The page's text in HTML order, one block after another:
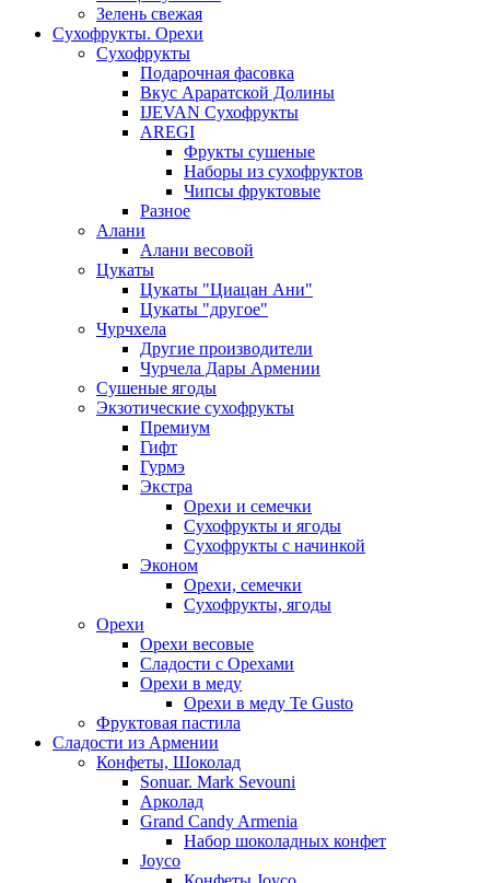
Зелень свежая
Сухофрукты. Орехи
Сухофрукты
Подарочная фасовка
Вкус Араратской Долины
IJEVAN Сухофрукты
AREGI
Фрукты сушеные
Наборы из сухофруктов
Чипсы фруктовые
Разное
Алани
Алани весовой
Цукаты
Цукаты "Циацан Ани"
Цукаты "другое"
Чурчхела
Другие производители
Чурчела Дары Армении
Сушеные ягоды
Экзотические сухофрукты
Премиум
Гифт
Гурмэ
Экстра
Орехи и семечки
Сухофрукты и ягоды
Сухофрукты с начинкой
Эконом
Орехи, семечки
Сухофрукты, ягоды
Орехи
Орехи весовые
Сладости с Орехами
Орехи в меду
Орехи в меду Te Gusto
Фруктовая пастила
Сладости из Армении
Конфеты, Шоколад
Sonuar. Mark Sevouni
Арколад
Grand Candy Armenia
Набор шоколадных конфет
Joyco